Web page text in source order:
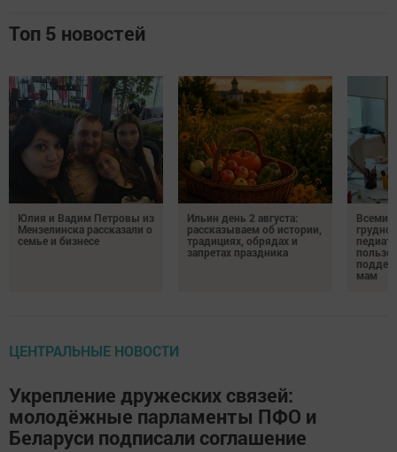
Топ 5 новостей
Юлия и Вадим Петровы из
Мензелинска рассказали о
семье и бизнесе
Ильин день 2 августа:
рассказываем об истории,
традициях, обрядах и
запретах праздника
пользе
мам
ЦЕНТРАЛЬНЫЕ НОВОСТИ
Укрепление дружеских связей:
молодёжные парламенты ПФО и
Беларуси подписали соглашение